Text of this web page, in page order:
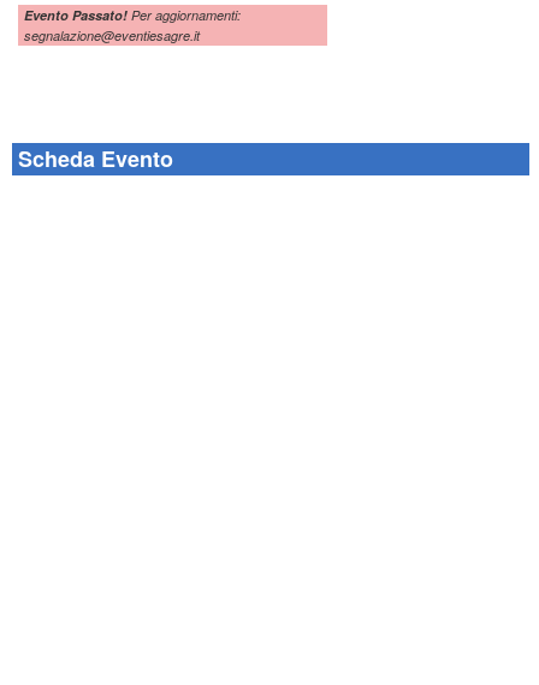
Evento Passato! Per aggiornamenti:
segnalazione@eventiesagre.it
Scheda Evento